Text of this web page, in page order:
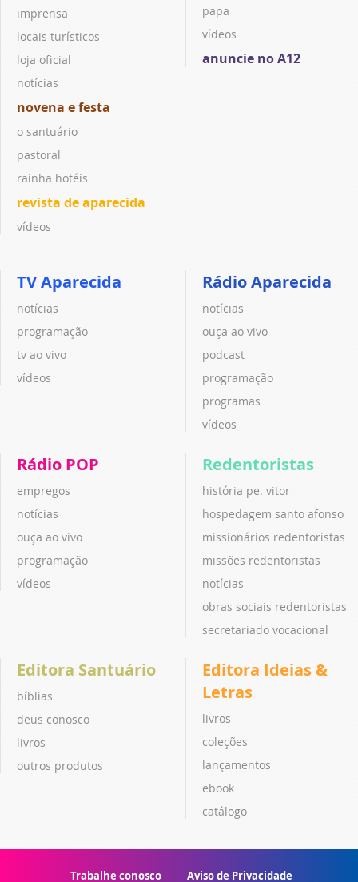
imprensa
locais turísticos
loja oficial
notícias
novena e festa
o santuário
pastoral
rainha hotéis
revista de aparecida
vídeos
papa
vídeos
anuncie no A12
TV Aparecida
notícias
programação
tv ao vivo
vídeos
Rádio Aparecida
notícias
ouça ao vivo
podcast
programação
programas
vídeos
Rádio POP
empregos
notícias
ouça ao vivo
programação
vídeos
Redentoristas
história pe. vitor
hospedagem santo afonso
missionários redentoristas
missões redentoristas
notícias
obras sociais redentoristas
secretariado vocacional
Editora Santuário
bíblias
deus conosco
livros
outros produtos
Editora Ideias &
Letras
livros
coleções
lançamentos
ebook
catálogo
Trabalhe conosco Aviso de Privacidade